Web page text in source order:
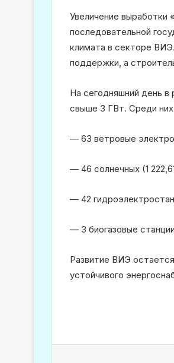
Увеличение выработки
последовательной
климата в секторе
поддержки, а
На сегодняшний день
свыше 3 ГВт. Среди
— 63 ветровые
— 46 солнечных (1
— 42
— 3 биогазовые
Развитие ВИЭ
устойчивого